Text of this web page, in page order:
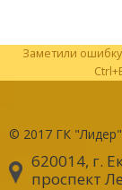
Заметили
© 2017 ГК "Лидер"
620014, г.
проспект